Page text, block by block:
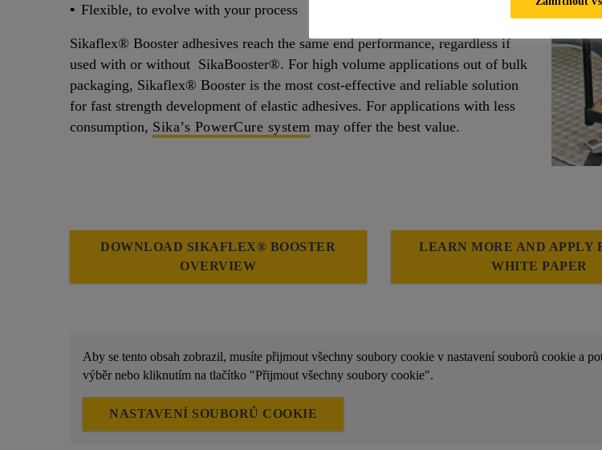
Flexible, to evolve with your process
Sikaflex® Booster adhesives reach the same end performance, regardless if
used with or without SikaBooster®. For high volume applications out of bulk
packaging, Sikaflex® Booster is the most cost-effective and reliable solution
for fast strength development of elastic adhesives. For applications with less
consumption, Sika’s PowerCure system may offer the best value.
DOWNLOAD SIKAFLEX® BOOSTER
OVERVIEW
LEARN MORE AND APPLY
WHITE PAPER
Aby se tento obsah zobrazil, musíte přijmout všechny soubory cookie v nastavení souborů cookie a
výběr nebo kliknutím na tlačítko "Přijmout všechny soubory cookie".
NASTAVENÍ SOUBORŮ COOKIE